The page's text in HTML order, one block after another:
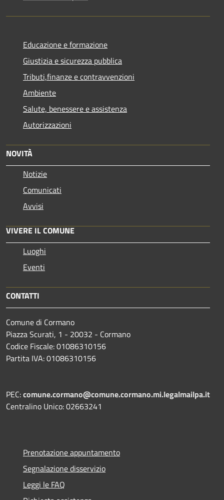
Educazione e formazione
Giustizia e sicurezza pubblica
Tributi,finanze e contravvenzioni
Ambiente
Salute, benessere e assistenza
Autorizzazioni
NOVITÀ
Notizie
Comunicati
Avvisi
VIVERE IL COMUNE
Luoghi
Eventi
CONTATTI
Comune di Cormano
Piazza Scurati, 1 - 20032 - Cormano
Codice Fiscale: 01086310156
Partita IVA: 01086310156
PEC:comune.cormano@comune.cormano.mi.legalmailpa.it
Centralino Unico: 02663241
Prenotazione appuntamento
Segnalazione disservizio
Leggi le FAQ